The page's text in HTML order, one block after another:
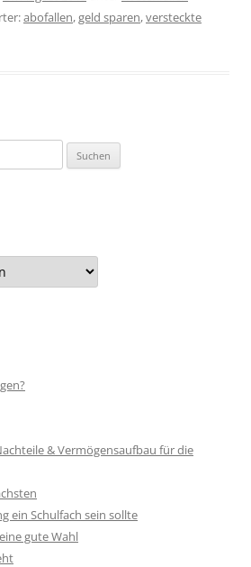
abofallen,geld sparen,versteckte
& Vermögensaufbau für die
ein Schulfach sein sollte
gute Wahl